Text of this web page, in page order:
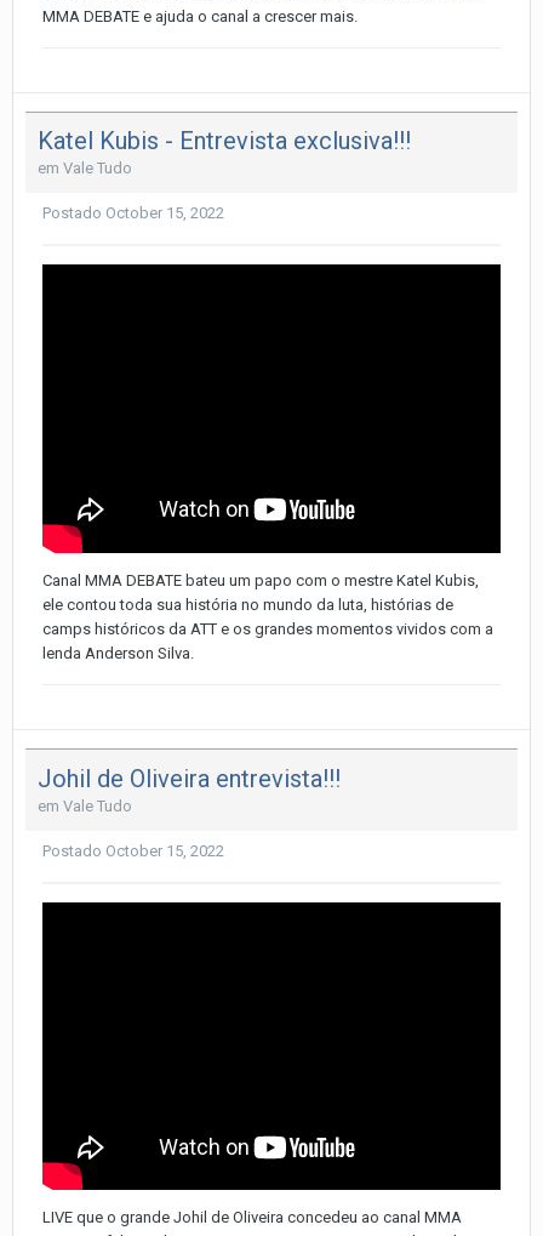
MMA DEBATE e ajuda o canal a crescer mais.
Katel Kubis - Entrevista exclusiva!!!
em Vale Tudo
Postado October 15, 2022
Canal MMA DEBATE bateu um papo com o mestre Katel Kubis,
ele contou toda sua história no mundo da luta, histórias de
camps históricos da ATT e os grandes momentos vividos com a
lenda Anderson Silva.
Johil de Oliveira entrevista!!!
em Vale Tudo
Postado October 15, 2022
LIVE que o grande Johil de Oliveira concedeu ao canal MMA